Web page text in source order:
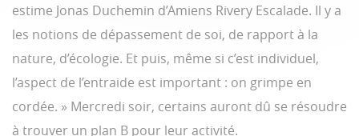
estime Jonas Duchemin d’Amiens Rivery Escalade. Il y a
les notions de dépassement de soi, de rapport à la
nature, d’écologie. Et puis, même si c’est individuel,
l’aspect de l’entraide est important : on grimpe en
cordée. » Mercredi soir, certains auront dû se résoudre
à trouver un plan B pour leur activité.